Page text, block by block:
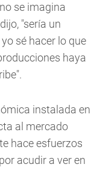
se imagina
"sería un
sé hacer lo que
haya
instalada en
al mercado
hace esfuerzos
acudir a ver en